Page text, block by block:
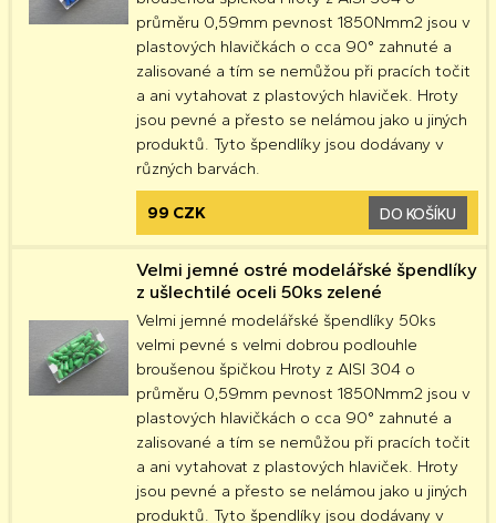
průměru 0,59mm pevnost 1850Nmm2 jsou v
plastových hlavičkách o cca 90° zahnuté a
zalisované a tím se nemůžou při pracích točit
a ani vytahovat z plastových hlaviček. Hroty
jsou pevné a přesto se nelámou jako u jiných
produktů. Tyto špendlíky jsou dodávany v
různých barvách.
99 CZK DO KOŠÍKU
Velmi jemné ostré modelářské špendlíky
z ušlechtilé oceli 50ks zelené
Velmi jemné modelářské špendlíky 50ks
velmi pevné s velmi dobrou podlouhle
broušenou špičkou Hroty z AISI 304 o
průměru 0,59mm pevnost 1850Nmm2 jsou v
plastových hlavičkách o cca 90° zahnuté a
zalisované a tím se nemůžou při pracích točit
a ani vytahovat z plastových hlaviček. Hroty
jsou pevné a přesto se nelámou jako u jiných
produktů. Tyto špendlíky jsou dodávany v